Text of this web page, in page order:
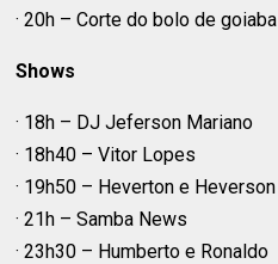
· 20h – Corte do bolo de goiaba
Shows
· 18h – DJ Jeferson Mariano
· 18h40 – Vitor Lopes
· 19h50 – Heverton e Heverson
· 21h – Samba News
· 23h30 – Humberto e Ronaldo